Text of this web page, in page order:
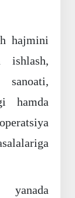
hajmini
ishlash,
hamda